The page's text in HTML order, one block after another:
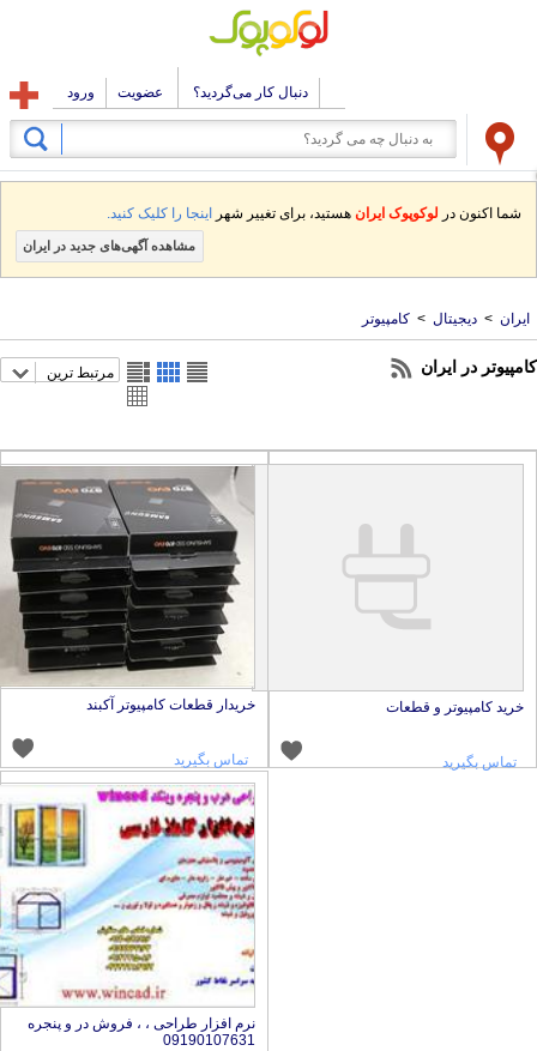
دنبال کار می‌گردید؟ عضویت ورود
شما اکنون درلوکوپوک ایرانهستید، برای تغییر شهراینجا را کلیک کنید.
مشاهده آگهی‌های جدید در ایران
> دیجیتال > کامپیوتر
در ایران مرتبط ترین
کامپیوتر و قطعات
تماس بگیرید
خریدار قطعات کامپیوتر آکبند
تماس بگیرید
نرم افزار طراحی ، ، فروش در و پنجره
09190107631